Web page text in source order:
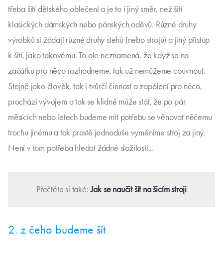
třeba šití dětského oblečení a je to i jiný směr, než šití
klasických dámských nebo pánských oděvů. Různé druhy
výrobků si žádají různé druhy stehů (nebo strojů) a jiný přístup
k šití, jako takovému. To ale neznamená, že když se na
začátku pro něco rozhodneme, tak už nemůžeme couvnout.
Stejně jako člověk, tak i tvůrčí činnost a zapálení pro něco,
prochází vývojem a tak se klidně může stát, že po pár
měsících nebo letech budeme mít potřebu se věnovat něčemu
trochu jinému a tak prostě jednoduše vyměníme stroj za jiný.
Není v tom potřeba hledat žádné složitosti...
Přečtěte si také:Jak se naučit šít na šicím stroji
2. z čeho budeme šít